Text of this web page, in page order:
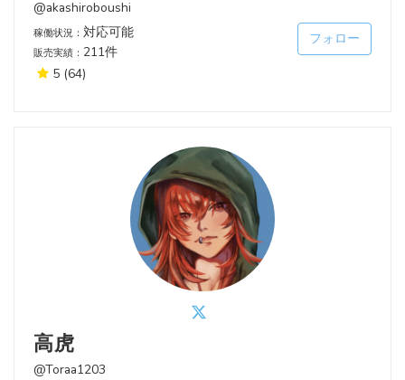
@akashiroboushi
稼働状況： 対応可能
販売実績： 211件
5 (64)
フォロー
高虎
@Toraa1203